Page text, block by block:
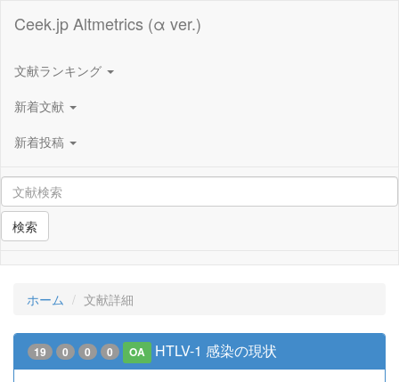
Ceek.jp Altmetrics (α ver.)
文献ランキング
新着文献
新着投稿
検索
ホーム 文献詳細
19 0 0 0 OA HTLV-1 感染の現状